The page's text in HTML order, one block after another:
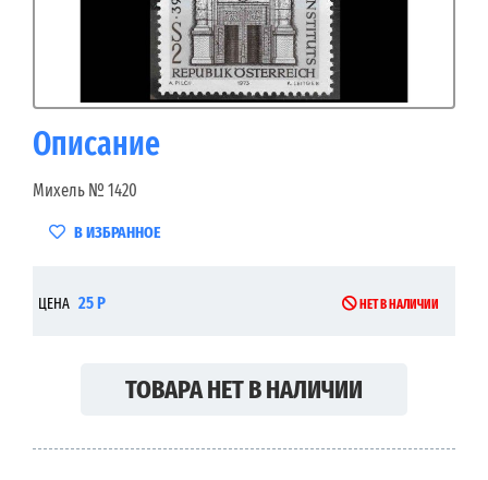
Описание
Михель № 1420
В ИЗБРАННОЕ
ЦЕНА 25 Р НЕТ В НАЛИЧИИ
ТОВАРА НЕТ В НАЛИЧИИ